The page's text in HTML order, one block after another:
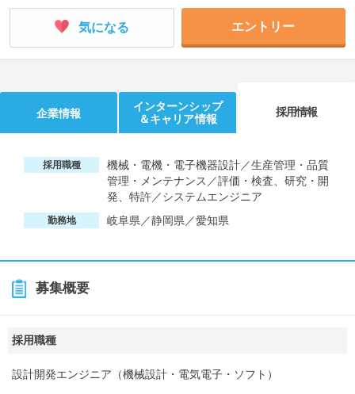
気になる エントリー
企業情報
インターンシップ
＆キャリア情報
採用情報
採用職種
機械・電機・電子機器設計／生産管理・品質
管理・メンテナンス／評価・検査、研究・開
発、特許／システムエンジニア
勤務地 岐阜県／静岡県／愛知県
募集概要
採用職種
設計開発エンジニア（機械設計・電気電子・ソフト）